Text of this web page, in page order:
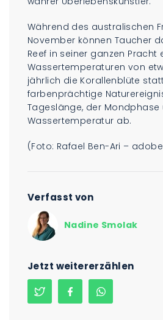
Während des australischen
November können Taucher
Reef in seiner ganzen Pracht
Wassertemperaturen von
jährlich die Korallenblüte
farbenprächtige
Tageslänge, der Mondphase
Wassertemperatur ab.
(Foto: Rafael Ben-Ari –
Verfasst von
Nadine Smolak
Jetzt weitererzählen